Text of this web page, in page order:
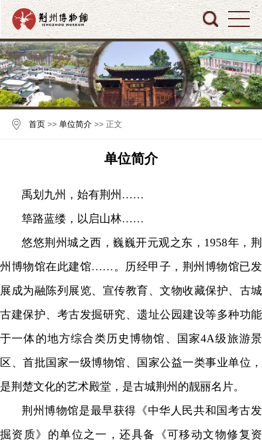
首页 >>单位简介 >> 正文
单位简介
禹划九州，始有荆州……
筚路蓝缕，以启山林……
悠悠荆州城之西，巍巍开元观之东，1958年，荆
州博物馆在此建馆……。历经甲子，荆州博物馆已发
展成为融陈列展览、宣传教育、文物收藏保护、古城
古建保护、考古发掘研究、遗址公园建设等多种功能
于一体的地方综合类历史博物馆、国家4A级旅游景
区、首批国家一级博物馆、国家公益一类事业单位，
是荆楚文化的艺术殿堂，是古城荆州的靓丽名片。
荆州博物馆是最早获得《中华人民共和国考古发
掘资质》的单位之一，还具备《可移动文物修复资